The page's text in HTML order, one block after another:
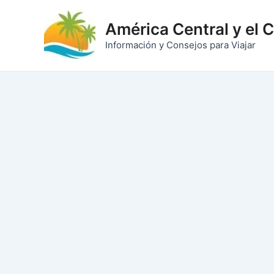
contenido
América Central y el
Información y Consejos para Viajar